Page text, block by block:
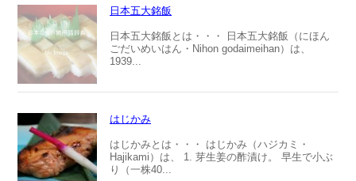
日本五大銘飯
日本五大銘飯とは・・・ 日本五大銘飯（にほん
ごだいめいはん・Nihon godaimeihan）は、
1939...
はじかみ
はじかみとは・・・ はじかみ（ハジカミ・
Hajikami）は、 1. 芽生姜の酢漬け。 早生で小ぶ
り（一株40...